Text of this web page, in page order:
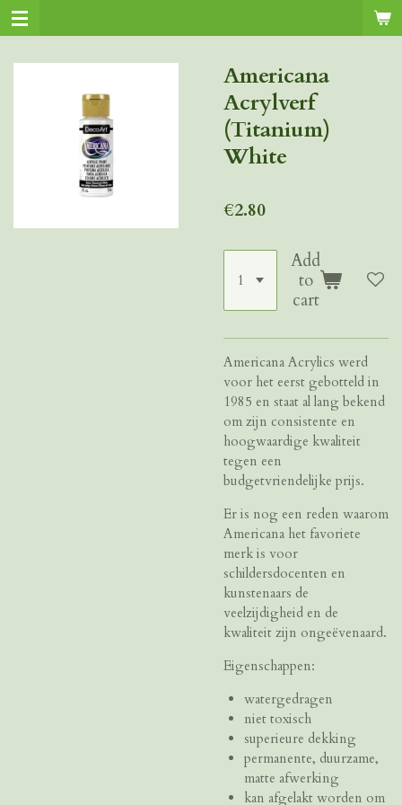
Skip
to
Americana
Acrylverf
(Titanium)
White
€2.80
Add
to
cart
Americana Acrylics werd
voor het eerst gebotteld in
1985 en staat al lang bekend
om zijn consistente en
hoogwaardige kwaliteit
tegen een
budgetvriendelijke prijs.
Er is nog een reden waarom
Americana het favoriete
merk is voor
schildersdocenten en
kunstenaars de
veelzijdigheid en de
kwaliteit zijn ongeëvenaard.
Eigenschappen:
watergedragen
niet toxisch
superieure dekking
permanente, duurzame,
matte afwerking
kan afgelakt worden om